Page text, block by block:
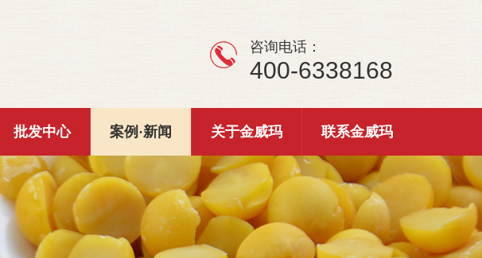
咨询电话：
400-6338168
批发中心 案例·新闻 关于金威玛 联系金威玛